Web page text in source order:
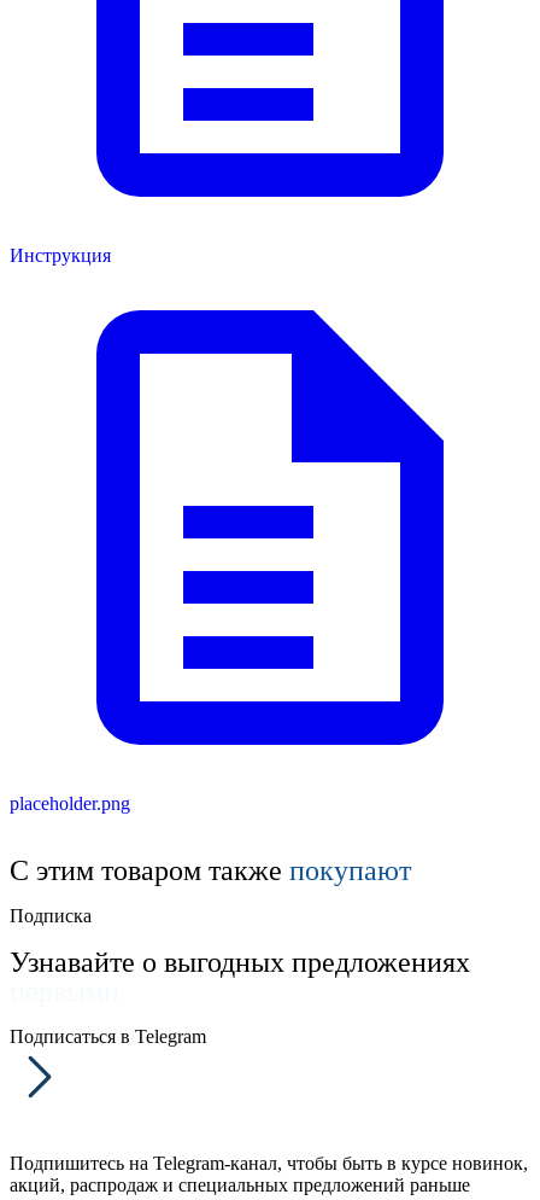
Инструкция
placeholder.png
С этим товаром также покупают
Подписка
Узнавайте о выгодных предложениях
Подписаться в Telegram
Подпишитесь на Telegram-канал, чтобы быть в курсе новинок,
акций, распродаж и специальных предложений раньше